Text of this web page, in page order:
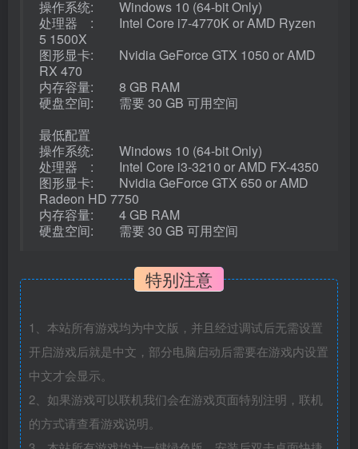
操作系统: Windows 10 (64-bit Only)
处理器 : Intel Core i7-4770K or AMD Ryzen
5 1500X
图形显卡: Nvidia GeForce GTX 1050 or AMD
RX 470
内存容量: 8 GB RAM
硬盘空间: 需要 30 GB 可用空间
最低配置
操作系统: Windows 10 (64-bit Only)
处理器 : Intel Core i3-3210 or AMD FX-4350
图形显卡: Nvidia GeForce GTX 650 or AMD
Radeon HD 7750
内存容量: 4 GB RAM
硬盘空间: 需要 30 GB 可用空间
特别注意
1、本站所有游戏均为中文版，并且经过调试后无需设置
开启游戏后就是中文，部分电脑启动后需要在游戏内设置
中文才会显示。
2、如果游戏可以联机我们会在游戏页面特别注明，联机
的方式请查看游戏说明。